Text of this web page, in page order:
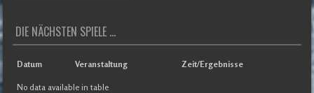
DIE NÄCHSTEN SPIELE ...
Datum Veranstaltung Zeit/Ergebnisse
No data available in table